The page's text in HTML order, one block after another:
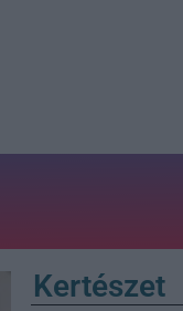
Kertészet